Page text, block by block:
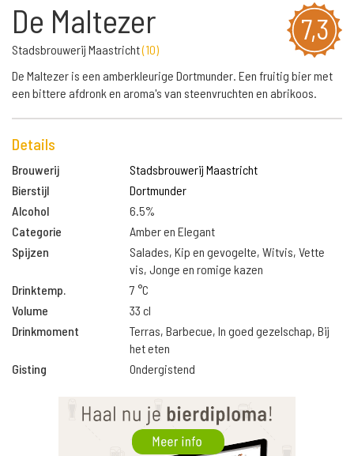
7,3
De Maltezer
Stadsbrouwerij Maastricht(10)
De Maltezer is een amberkleurige Dortmunder. Een fruitig bier met
een bittere afdronk en aroma's van steenvruchten en abrikoos.
Details
Brouwerij
Stadsbrouwerij Maastricht
Bierstijl
Dortmunder
Alcohol
6.5%
Categorie
Amber en Elegant
Spijzen
Salades, Kip en gevogelte, Witvis, Vette
vis, Jonge en romige kazen
Drinktemp.
7 °C
Volume
33 cl
Drinkmoment
Terras, Barbecue, In goed gezelschap, Bij
het eten
Gisting
Ondergistend